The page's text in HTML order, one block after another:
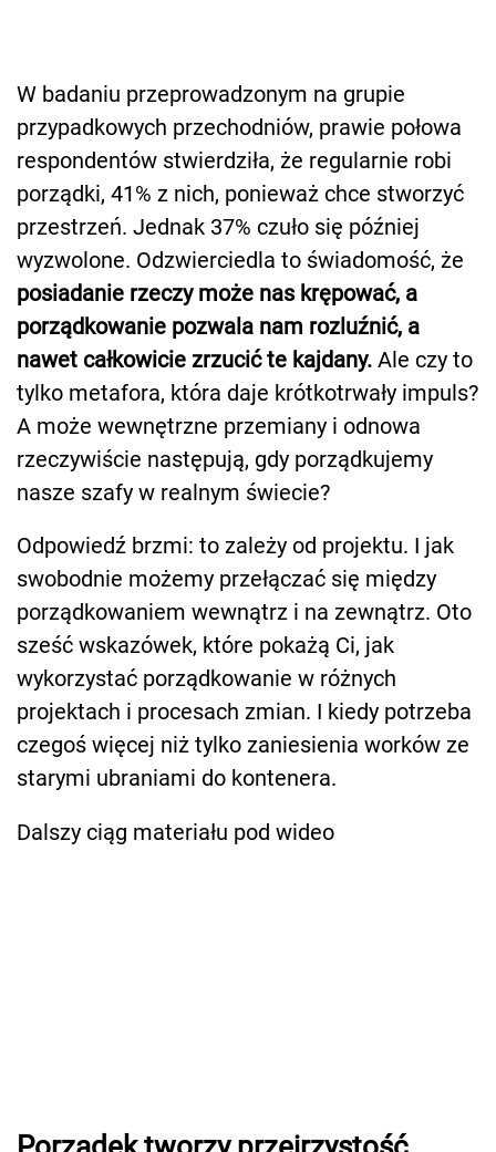
W badaniu przeprowadzonym na grupie
przypadkowych przechodniów, prawie połowa
respondentów stwierdziła, że regularnie robi
porządki, 41% z nich, ponieważ chce stworzyć
przestrzeń. Jednak 37% czuło się później
wyzwolone. Odzwierciedla to świadomość, że
posiadanie rzeczy może nas krępować, a
porządkowanie pozwala nam rozluźnić, a
nawet całkowicie zrzucić te kajdany. Ale czy to
tylko metafora, która daje krótkotrwały impuls?
A może wewnętrzne przemiany i odnowa
rzeczywiście następują, gdy porządkujemy
nasze szafy w realnym świecie?
Odpowiedź brzmi: to zależy od projektu. I jak
swobodnie możemy przełączać się między
porządkowaniem wewnątrz i na zewnątrz. Oto
sześć wskazówek, które pokażą Ci, jak
wykorzystać porządkowanie w różnych
projektach i procesach zmian. I kiedy potrzeba
czegoś więcej niż tylko zaniesienia worków ze
starymi ubraniami do kontenera.
Dalszy ciąg materiału pod wideo